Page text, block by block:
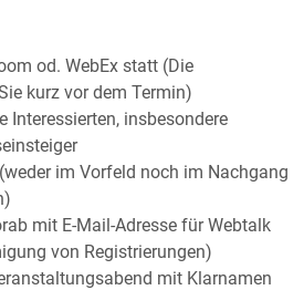
od. WebEx statt (Die
kurz vor dem Termin)
Interessierten, insbesondere
im Vorfeld noch im Nachgang
mit E-Mail-Adresse für Webtalk
von Registrierungen)
mit Klarnamen